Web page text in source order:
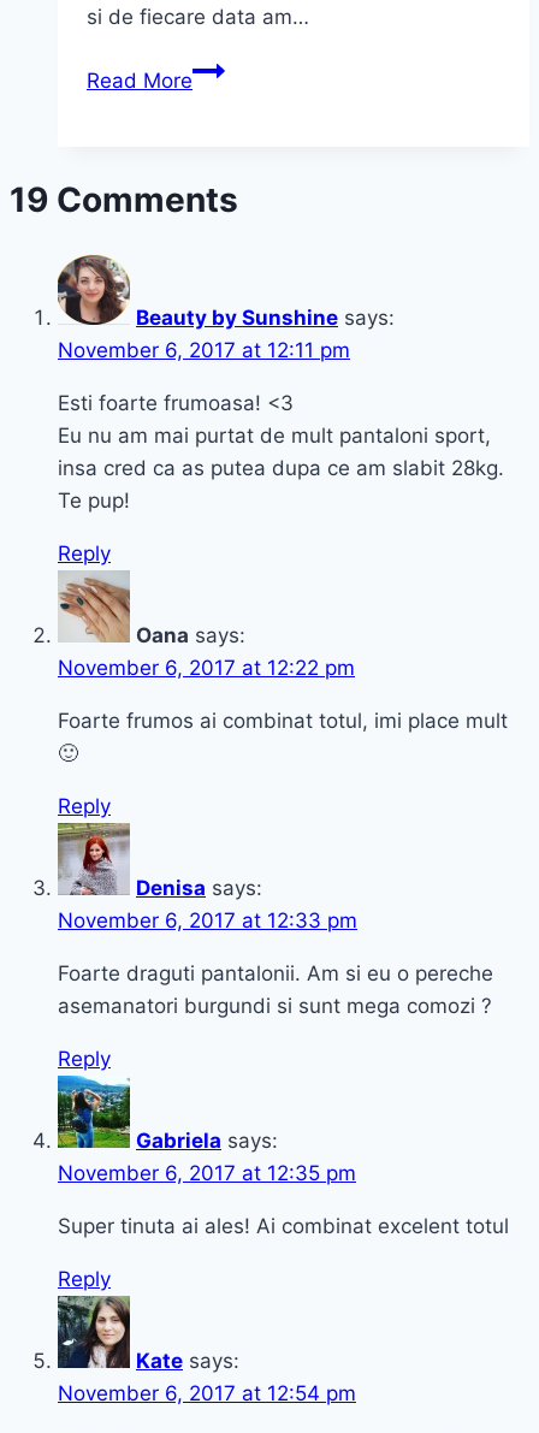
si de fiecare data am…
Read MoreCu
intors
Swap
5
19 Comments
Beauty by Sunshine says:
November 6, 2017 at 12:11 pm
Esti foarte frumoasa! <3
Eu nu am mai purtat de mult pantaloni sport,
insa cred ca as putea dupa ce am slabit 28kg.
Te pup!
Reply
Oana says:
November 6, 2017 at 12:22 pm
Foarte frumos ai combinat totul, imi place mult
🙂
Reply
Denisa says:
November 6, 2017 at 12:33 pm
Foarte draguti pantalonii. Am si eu o pereche
asemanatori burgundi si sunt mega comozi ?
Reply
Gabriela says:
November 6, 2017 at 12:35 pm
Super tinuta ai ales! Ai combinat excelent totul
Reply
Kate says:
November 6, 2017 at 12:54 pm